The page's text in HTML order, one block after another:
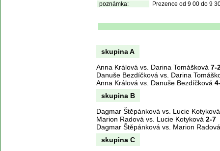
poznámka:
Prezence od 9 00 do 9
skupina A
Anna Králová vs. Darina Tomášková 7-
Danuše Bezdíčková vs. Darina
Anna Králová vs. Danuše Bezdíčková
skupina B
Dagmar Štěpánková vs. Lucie
Marion Radová vs. Lucie Kotyková 2-7
Dagmar Štěpánková vs. Marion
skupina C